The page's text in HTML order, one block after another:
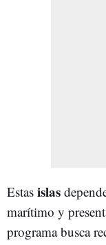
Estas islas
marítimo y
programa busca